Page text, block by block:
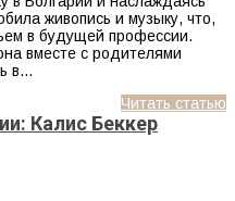
живопись и музыку, что,
в будущей профессии.
вместе с родителями
в…
Читать статью
Калис Беккер